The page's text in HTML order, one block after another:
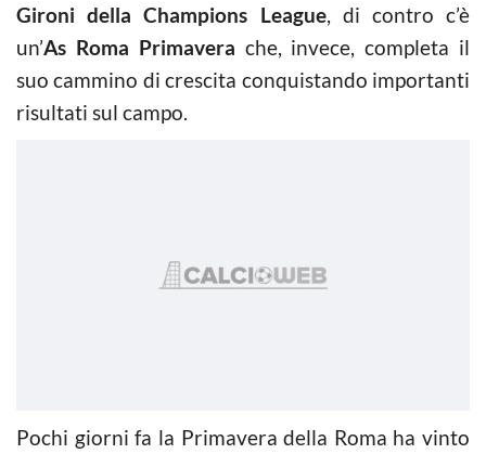
Gironi della Champions League, di contro c’è
un’As Roma Primavera che, invece, completa il
suo cammino di crescita conquistando importanti
risultati sul campo.
Pochi giorni fa la Primavera della Roma ha vinto